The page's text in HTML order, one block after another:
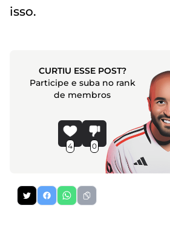
isso.
CURTIU ESSE POST?
Participe e suba no rank
de membros
4 0